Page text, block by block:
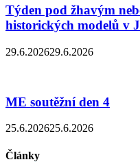
Týden pod žhavým
historických modelů v
29.6.202629.6.2026
ME soutěžní den 4
25.6.202625.6.2026
Články